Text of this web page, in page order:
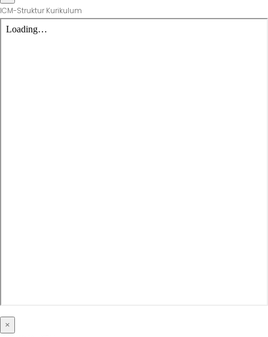
ICM-Struktur Kurikulum
×